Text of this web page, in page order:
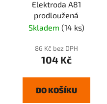
Elektroda A81
prodloužená
Skladem (14 ks)
86 Kč bez DPH
104 Kč
DO KOŠÍKU